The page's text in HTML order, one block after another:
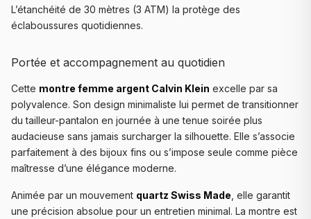
L’étanchéité de 30 mètres (3 ATM) la protège des
éclaboussures quotidiennes.
Portée et accompagnement au quotidien
Cette montre femme argent Calvin Klein excelle par sa
polyvalence. Son design minimaliste lui permet de transitionner
du tailleur-pantalon en journée à une tenue soirée plus
audacieuse sans jamais surcharger la silhouette. Elle s’associe
parfaitement à des bijoux fins ou s’impose seule comme pièce
maîtresse d’une élégance moderne.
Animée par un mouvement quartz Swiss Made , elle garantit
une précision absolue pour un entretien minimal. La montre est